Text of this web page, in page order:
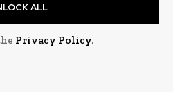
ALL
Privacy Policy.